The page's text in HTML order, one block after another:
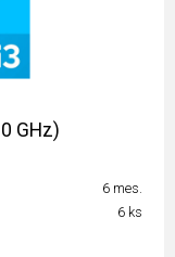
GHz)
6 mes.
6 ks